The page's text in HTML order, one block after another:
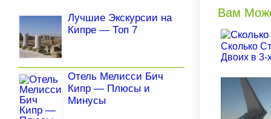
Вам
Сколько
Двоих в 3-
Лучшие Экскурсии на
Кипре — Топ 7
Отель Мелисси Бич
Кипр — Плюсы и
Минусы